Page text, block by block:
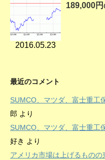
2016.05.23
189,000円
最近のコメント
SUMCO、マツダ、富士重工
郎 より
SUMCO、マツダ、富士重工
好き より
アメリカ市場は上げるもの